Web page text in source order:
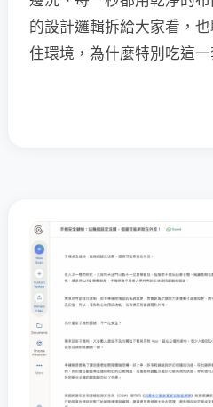
的設計邏輯拆給大家看，
住環境，為什麼特別吃這一